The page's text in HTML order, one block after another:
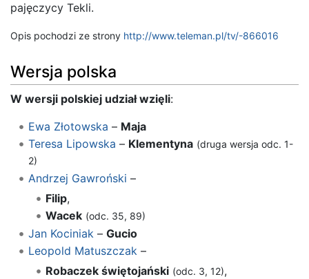
pajęczycy Tekli.
Opis pochodzi ze strony http://www.teleman.pl/tv/-866016
Wersja polska
W wersji polskiej udział wzięli:
Ewa Złotowska – Maja
Teresa Lipowska – Klementyna (druga wersja odc. 1-
2)
Andrzej Gawroński –
Filip,
Wacek (odc. 35, 89)
Jan Kociniak – Gucio
Leopold Matuszczak–
Robaczek świętojański (odc. 3, 12),